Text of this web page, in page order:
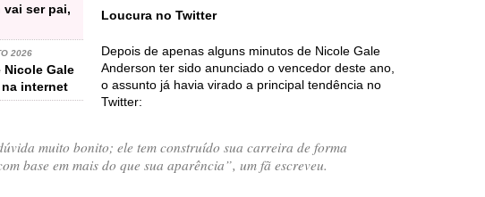
vai ser pai,
2026
Nicole Gale
internet
Loucura no Twitter
Depois de apenas alguns minutos de Nicole Gale
Anderson ter sido anunciado o vencedor deste ano,
o assunto já havia virado a principal tendência no
Twitter:
muito bonito; ele tem construído sua carreira de forma
base em mais do que sua aparência”, um fã escreveu.